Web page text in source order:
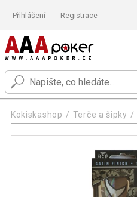
Přihlášení Registrace
Kokiskashop Terče a šipky